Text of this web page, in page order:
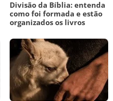
Divisão da Bíblia: entenda
como foi formada e estão
organizados os livros